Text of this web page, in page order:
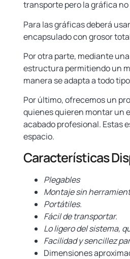
transporte pero la gráfica
Para las gráficas deberá
encapsulado con grosor
Por otra parte, mediante
estructura permitiendo un
manera se adapta a todo
Por último, ofrecemos un
quienes quieren montar un
acabado profesional. Estas
espacio.
Características
Plegables
Montaje sin
Portátiles.
Fácil de transportar.
Lo ligero del sistema,
Facilidad y sencillez
Dimensiones